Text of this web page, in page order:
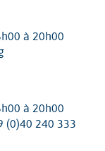
à 20h00
à 20h00
(0)40 240 333